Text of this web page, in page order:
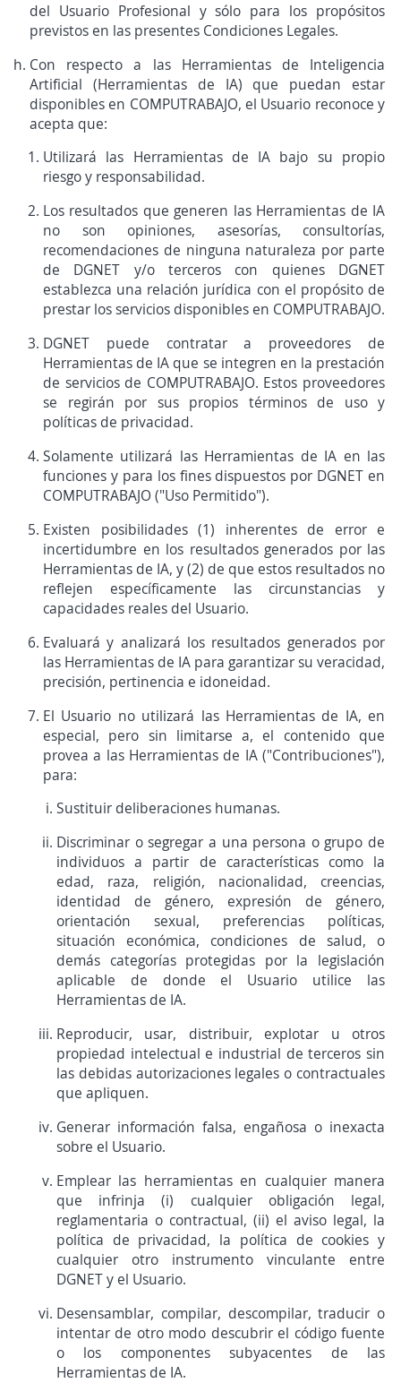
del Usuario Profesional y sólo para los propósitos
previstos en las presentes Condiciones Legales.
Con respecto a las Herramientas de Inteligencia
Artificial (Herramientas de IA) que puedan estar
disponibles en COMPUTRABAJO, el Usuario reconoce y
acepta que:
Utilizará las Herramientas de IA bajo su propio
riesgo y responsabilidad.
Los resultados que generen las Herramientas de IA
no son opiniones, asesorías, consultorías,
recomendaciones de ninguna naturaleza por parte
de DGNET y/o terceros con quienes DGNET
establezca una relación jurídica con el propósito de
prestar los servicios disponibles en COMPUTRABAJO.
DGNET puede contratar a proveedores de
Herramientas de IA que se integren en la prestación
de servicios de COMPUTRABAJO. Estos proveedores
se regirán por sus propios términos de uso y
políticas de privacidad.
Solamente utilizará las Herramientas de IA en las
funciones y para los fines dispuestos por DGNET en
COMPUTRABAJO ("Uso Permitido").
Existen posibilidades (1) inherentes de error e
incertidumbre en los resultados generados por las
Herramientas de IA, y (2) de que estos resultados no
reflejen específicamente las circunstancias y
capacidades reales del Usuario.
Evaluará y analizará los resultados generados por
las Herramientas de IA para garantizar su veracidad,
precisión, pertinencia e idoneidad.
El Usuario no utilizará las Herramientas de IA, en
especial, pero sin limitarse a, el contenido que
provea a las Herramientas de IA ("Contribuciones"),
para:
Sustituir deliberaciones humanas.
Discriminar o segregar a una persona o grupo de
individuos a partir de características como la
edad, raza, religión, nacionalidad, creencias,
identidad de género, expresión de género,
orientación sexual, preferencias políticas,
situación económica, condiciones de salud, o
demás categorías protegidas por la legislación
aplicable de donde el Usuario utilice las
Herramientas de IA.
Reproducir, usar, distribuir, explotar u otros
propiedad intelectual e industrial de terceros sin
las debidas autorizaciones legales o contractuales
que apliquen.
Generar información falsa, engañosa o inexacta
sobre el Usuario.
Emplear las herramientas en cualquier manera
que infrinja (i) cualquier obligación legal,
reglamentaria o contractual, (ii) el aviso legal, la
política de privacidad, la política de cookies y
cualquier otro instrumento vinculante entre
DGNET y el Usuario.
Desensamblar, compilar, descompilar, traducir o
intentar de otro modo descubrir el código fuente
o los componentes subyacentes de las
Herramientas de IA.